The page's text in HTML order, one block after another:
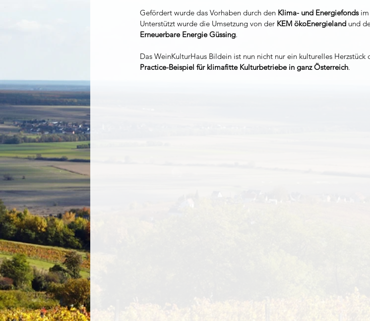
Gefördert wurde das Vorhaben durch den Klima- und Energiefonds im
Unterstützt wurde die Umsetzung von der KEM ökoEnergieland und
Erneuerbare Energie Güssing.
Das WeinKulturHaus Bildein ist nun nicht nur ein kulturelles Herzstück
Practice-Beispiel für klimafitte Kulturbetriebe in ganz Österreich.